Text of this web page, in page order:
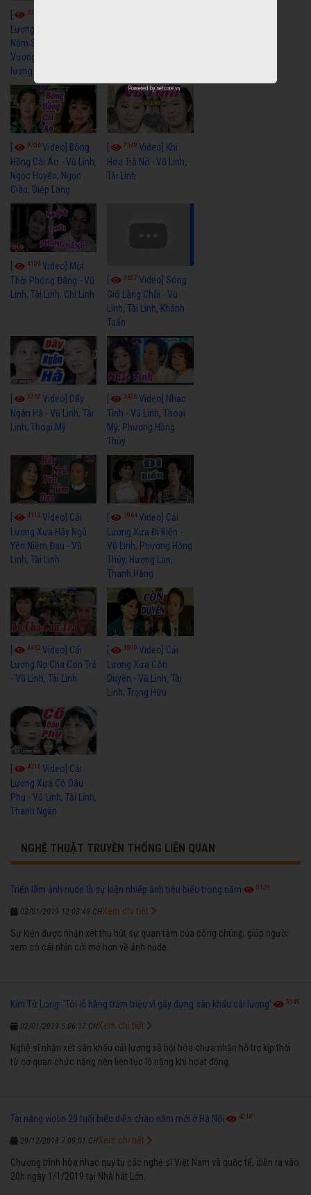
6322
Lương Xưa : Rồi 30
Năm Sau - Minh
Vương Lệ Thủy | cải
lương xã hội hay nhất
9056Video] Bông
Hồng Cài Áo - Vũ Linh,
Ngọc Huyền, Ngọc
Giàu, Diệp Lang
7349Video] Khi
Hoa Trà Nở - Vũ Linh,
Tài Linh
4109 Video] Một
Thời Phóng Đãng - Vũ
Linh, Tài Linh, Chí Linh
3657Video] Sóng
Gió Làng Chài - Vũ
Linh, Tài Linh, Khánh
Tuấn
3767 Video] Dãy
Ngân Hà - Vũ Linh, Tài
Linh, Thoại Mỹ
3438Video] Nhạc
Tình - Vũ Linh, Thoại
Mỹ, Phương Hồng
Thủy
4113 Video] Cải
Lương Xưa Hãy Ngủ
Yên Niềm Đau - Vũ
Linh, Tài Linh
3964Video] Cải
Lương Xưa Đi Biển -
Vũ Linh, Phương Hồng
Thủy, Hương Lan,
Thanh Hằng
4432 Video] Cải
Lương Nợ Cha Con Trả
- Vũ Linh, Tài Linh
3599Video] Cải
Lương Xưa Còn
Duyên - Vũ Linh, Tài
Linh, Trọng Hữu
[ 4015 Video] Cải
Lương Xưa Cô Dâu
Phụ - Vũ Linh, Tài Linh,
Thanh Ngân
NGHỆ THUẬT TRUYỀN THỐNG LIÊN QUAN
Triển lãm ảnh nude là sự kiện nhiếp ảnh tiêu biểu trong năm 5128
03/01/2019 12:03:49 CH
Sự kiện được nhận xét thu hút sự quan tâm của công chúng, giúp người
xem có cái nhìn cởi mở hơn về ảnh nude.
Xem chi tiết
Kim Tử Long: 'Tôi lỗ hàng trăm triệu vì gây dựng sân khấu cải lương' 5349
02/01/2019 5:06:17 CH
Nghệ sĩ nhận xét sân khấu cải lương xã hội hóa chưa nhận hỗ trợ kịp thời
từ cơ quan chức năng nên liên tục lỗ nặng khi hoạt động.
Xem chi tiết
Tài năng violin 20 tuổi biểu diễn chào năm mới ở Hà Nội 4218
29/12/2018 7:09:01 CH
Chương trình hòa nhạc quy tụ các nghệ sĩ Việt Nam và quốc tế, diễn ra vào
20h ngày 1/1/2019 tại Nhà hát Lớn.
Xem chi tiết
Powered by netcore.vn